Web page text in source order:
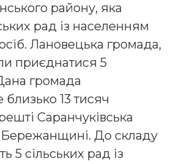
району, яка
рад із населенням
Лановецька громада,
приєднатися 5
громада
13 тисяч
Саранчуківська
До складу
5 сільських рад із